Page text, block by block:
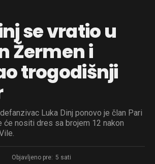
se vratio u
Žermen i
trogodišnji
Luka Dinj ponovo je član Pari
će nositi dres sa brojem 12 nakon
Objavljeno pre: 5 sati